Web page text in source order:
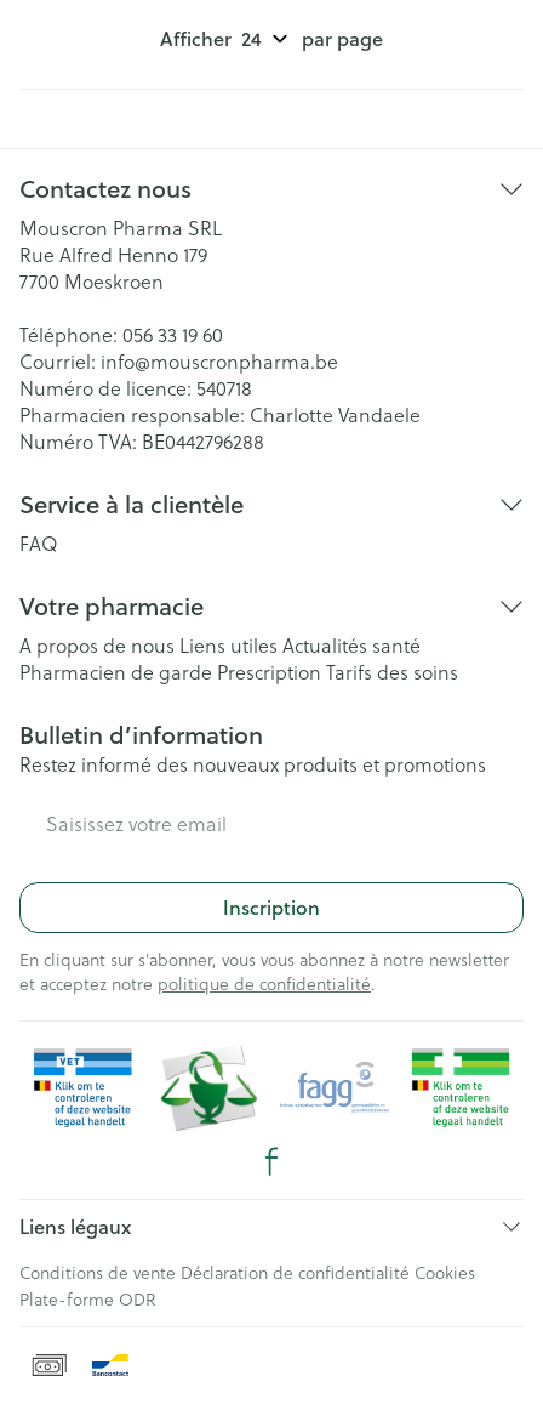
Afficher par page
Contactez nous
Mouscron Pharma SRL
Rue Alfred Henno 179
7700 Moeskroen
Téléphone: 056 33 19 60
Courriel: info@mouscronpharma.be
Numéro de licence: 540718
Pharmacien responsable: Charlotte Vandaele
Numéro TVA: BE0442796288
Service à la clientèle
FAQ
Votre pharmacie
A propos de nous Liens utiles Actualités santé
Pharmacien de garde Prescription Tarifs des soins
Bulletin d’information
Restez informé des nouveaux produits et promotions
Inscription
En cliquant sur s'abonner, vous vous abonnez à notre newsletter
et acceptez notre politique de confidentialité.
Liens légaux
Conditions de vente Déclaration de confidentialité Cookies
Plate-forme ODR